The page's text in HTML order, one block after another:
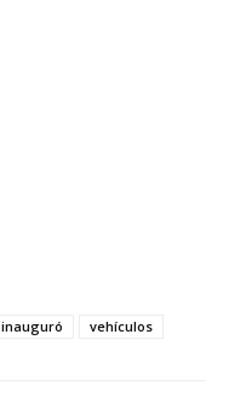
inauguró vehículos